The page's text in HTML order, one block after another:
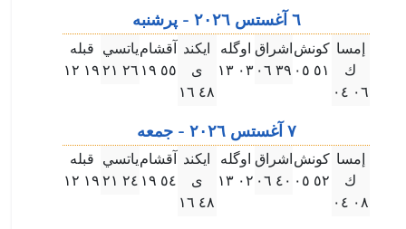
٦ آغستس ۲۰۲٦ - پرشنبه
إمسا
ك
۰٦ ۰٤
كونش
٥۱ ۰٥
اشراق
۳٩ ۰٦
اوگله
۰۳ ۱۳
ايكند
ى
٤٨ ۱٦
آقشام
٥٥ ۱٩
ياتسي
۲٦ ۲۱
قبله
۱٩ ۱۲
٧ آغستس ۲۰۲٦ - جمعه
إمسا
ك
۰٨ ۰٤
كونش
٥۲ ۰٥
اشراق
٤۰ ۰٦
اوگله
۰۲ ۱۳
ايكند
ى
٤٨ ۱٦
آقشام
٥٤ ۱٩
ياتسي
۲٤ ۲۱
قبله
۱٩ ۱۲